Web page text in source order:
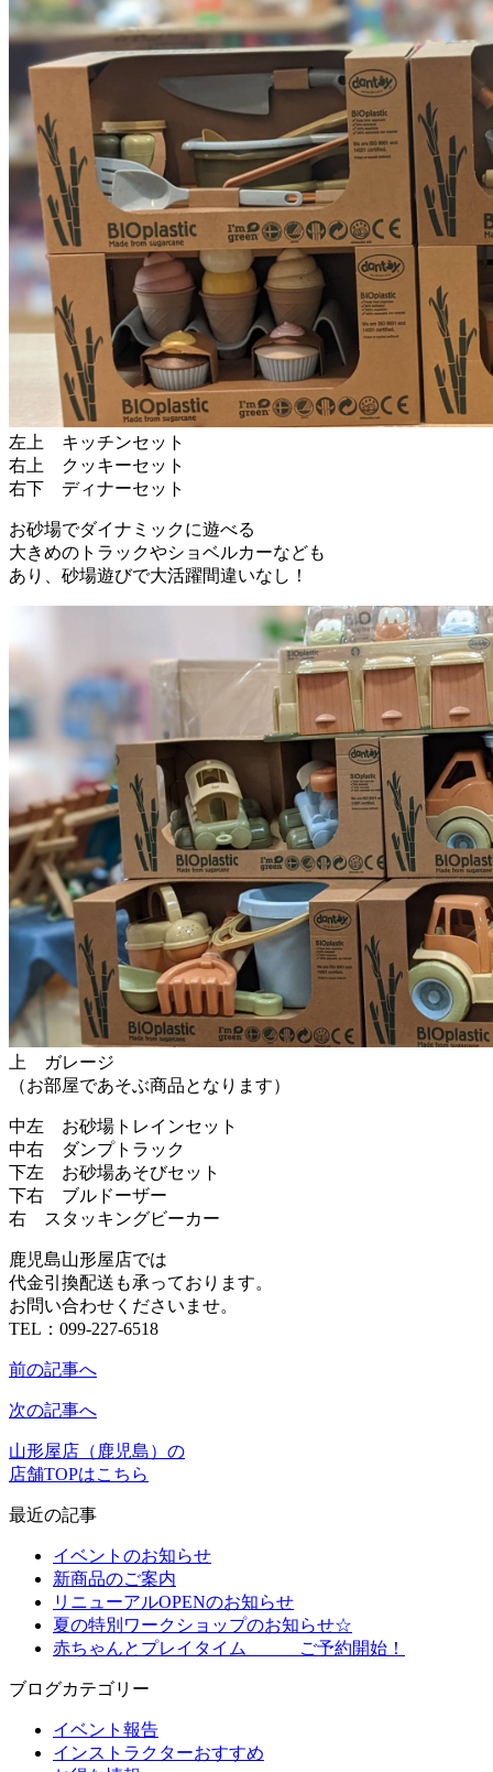
左上 キッチンセット
右上 クッキーセット
右下 ディナーセット
お砂場でダイナミックに遊べる
大きめのトラックやショベルカーなども
あり、砂場遊びで大活躍間違いなし！
上 ガレージ
（お部屋であそぶ商品となります）
中左 お砂場トレインセット
中右 ダンプトラック
下左 お砂場あそびセット
下右 ブルドーザー
右 スタッキングビーカー
鹿児島山形屋店では
代金引換配送も承っております。
お問い合わせくださいませ。
TEL：099-227-6518
前の記事へ
次の記事へ
山形屋店（鹿児島）の
店舗TOPはこちら
最近の記事
イベントのお知らせ
新商品のご案内
リニューアルOPENのお知らせ
夏の特別ワークショップのお知らせ☆
赤ちゃんとプレイタイム ご予約開始！
ブログカテゴリー
イベント報告
インストラクターおすすめ